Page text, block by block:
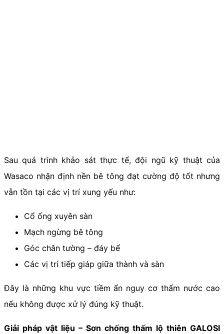
Sau quá trình khảo sát thực tế, đội ngũ kỹ thuật của
Wasaco nhận định nền bê tông đạt cường độ tốt nhưng
vẫn tồn tại các vị trí xung yếu như:
Cổ ống xuyên sàn
Mạch ngừng bê tông
Góc chân tường – đáy bể
Các vị trí tiếp giáp giữa thành và sàn
Đây là những khu vực tiềm ẩn nguy cơ thấm nước cao
nếu không được xử lý đúng kỹ thuật.
Giải pháp vật liệu – Sơn chống thấm lộ thiên GALOSI